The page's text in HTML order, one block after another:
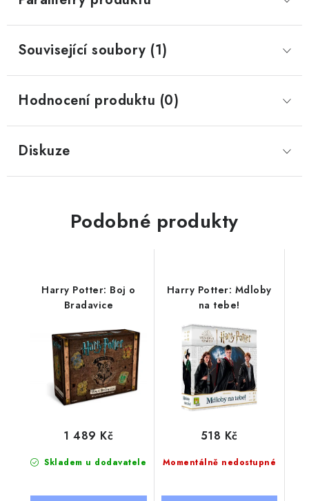
Související soubory (1)
Hodnocení produktu (0)
Diskuze
Podobné produkty
Harry Potter: Boj o
Bradavice
Skladem u dodavatele
1 489 Kč
Harry Potter: Mdloby
na tebe!
Momentálně nedostupné
518 Kč